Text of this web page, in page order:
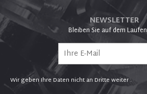
NEWSLETTER
Bleiben Sie auf dem
Wir geben Ihre Daten nicht an Dritte weiter .